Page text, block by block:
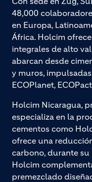
48,000
en Europa,
África. Holcim
integrales de alto
abarcan desde
y muros,
ECOPlanet,
Holcim Nicaragua,
especializa en la
cementos como
ofrece una
carbono, durante
Holcim
premezclado